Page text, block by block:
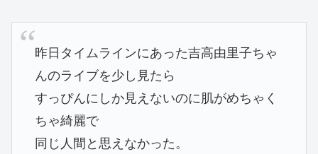
昨日タイムラインにあった吉高由里子ちゃ
んのライブを少し見たら
すっぴんにしか見えないのに肌がめちゃく
ちゃ綺麗で
同じ人間と思えなかった。